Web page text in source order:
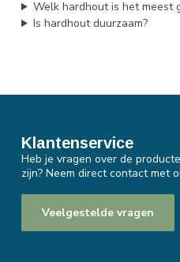
Welk hardhout is het meest
Is hardhout duurzaam?
Klantenservice
Heb je vragen over de
zijn? Neem direct contact met
Veelgestelde vragen